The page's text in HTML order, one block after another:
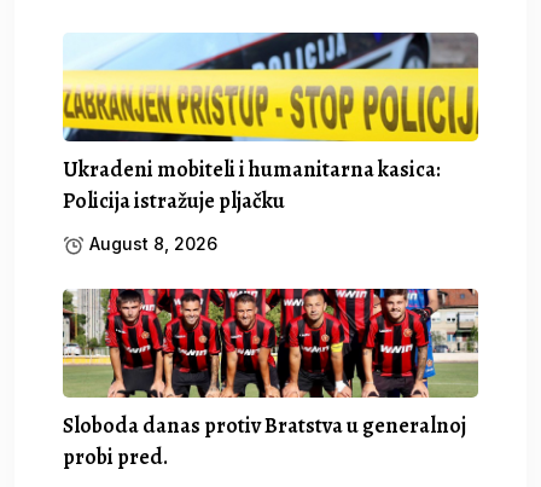
Ukradeni mobiteli i humanitarna kasica:
Policija istražuje pljačku
August 8, 2026
Sloboda danas protiv Bratstva u generalnoj
probi pred.